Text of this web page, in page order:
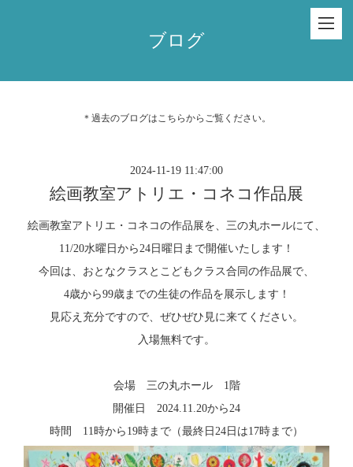
ブログ
＊過去のブログはこちらからご覧ください。
2024-11-19 11:47:00
絵画教室アトリエ・コネコ作品展
絵画教室アトリエ・コネコの作品展を、三の丸ホールにて、
11/20水曜日から24日曜日まで開催いたします！
今回は、おとなクラスとこどもクラス合同の作品展で、
4歳から99歳までの生徒の作品を展示します！
見応え充分ですので、ぜひぜひ見に来てください。
入場無料です。
会場 三の丸ホール 1階
開催日 2024.11.20から24
時間 11時から19時まで（最終日24日は17時まで）